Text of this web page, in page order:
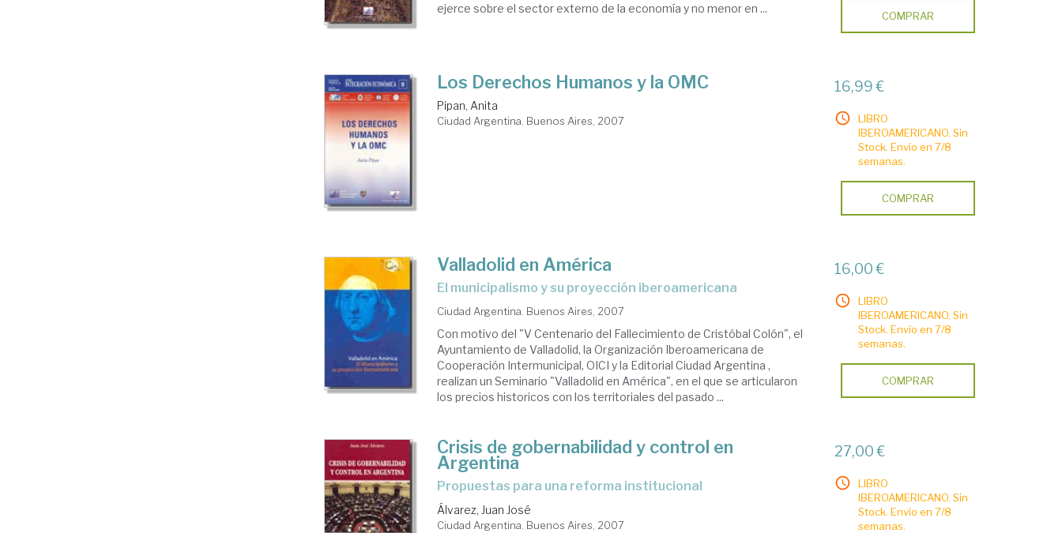
ejerce sobre el sector externo de la economía y no menor en ...
COMPRAR
Los Derechos Humanos y la OMC
Pipan, Anita
Ciudad Argentina. Buenos Aires, 2007
16,99 €
LIBRO
IBEROAMERICANO. Sin
Stock. Envío en 7/8
semanas.
COMPRAR
Valladolid en América
el municipalismo y su proyección iberoamericana
Ciudad Argentina. Buenos Aires, 2007
Con motivo del "V Centenario del Fallecimiento de Cristóbal Colón", el
Ayuntamiento de Valladolid, la Organización Iberoamericana de
Cooperación Intermunicipal, OICI y la Editorial Ciudad Argentina ,
realizan un Seminario "Valladolid en América", en el que se articularon
los precios historicos con los territoriales del pasado ...
16,00 €
LIBRO
IBEROAMERICANO. Sin
Stock. Envío en 7/8
semanas.
COMPRAR
Crisis de gobernabilidad y control en
Argentina
propuestas para una reforma institucional
Álvarez, Juan José
Ciudad Argentina. Buenos Aires, 2007
27,00 €
LIBRO
IBEROAMERICANO. Sin
Stock. Envío en 7/8
semanas.